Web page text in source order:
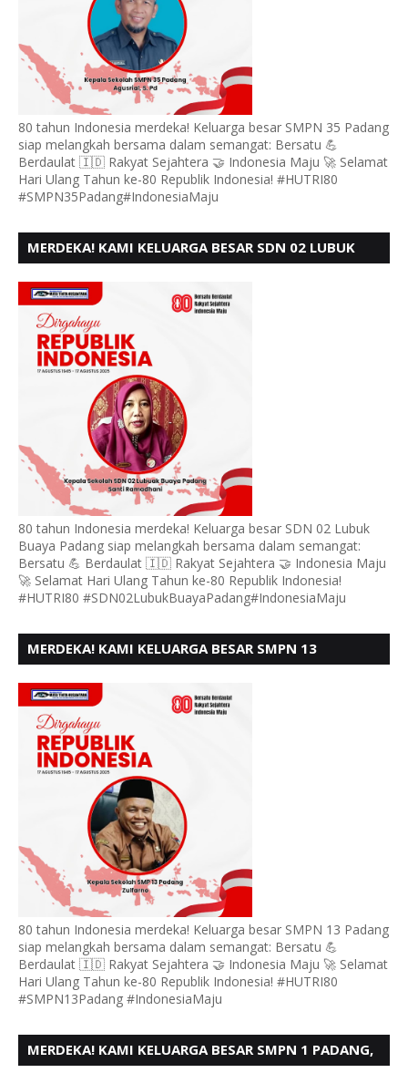
80 tahun Indonesia merdeka! Keluarga besar SMPN 35 Padang
siap melangkah bersama dalam semangat: Bersatu 💪
Berdaulat 🇮🇩 Rakyat Sejahtera 🤝 Indonesia Maju 🚀 Selamat
Hari Ulang Tahun ke-80 Republik Indonesia! #HUTRI80
#SMPN35Padang#IndonesiaMaju
MERDEKA! KAMI KELUARGA BESAR SDN 02 LUBUK
HUT RI KE - 80,
80 tahun Indonesia merdeka! Keluarga besar SDN 02 Lubuk
Buaya Padang siap melangkah bersama dalam semangat:
Bersatu 💪 Berdaulat 🇮🇩 Rakyat Sejahtera 🤝 Indonesia Maju
🚀 Selamat Hari Ulang Tahun ke-80 Republik Indonesia!
#HUTRI80 #SDN02LubukBuayaPadang#IndonesiaMaju
MERDEKA! KAMI KELUARGA BESAR SMPN 13
80 tahun Indonesia merdeka! Keluarga besar SMPN 13 Padang
siap melangkah bersama dalam semangat: Bersatu 💪
Berdaulat 🇮🇩 Rakyat Sejahtera 🤝 Indonesia Maju 🚀 Selamat
Hari Ulang Tahun ke-80 Republik Indonesia! #HUTRI80
#SMPN13Padang #IndonesiaMaju
MERDEKA! KAMI KELUARGA BESAR SMPN 1 PADANG,